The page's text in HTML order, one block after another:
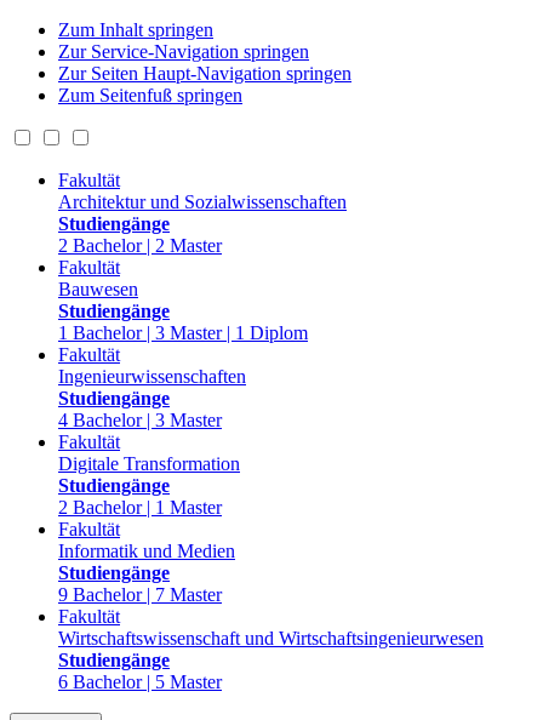
Zum Inhalt springen
Zur Service-Navigation springen
Zur Seiten Haupt-Navigation springen
Zum Seitenfuß springen
Fakultät
Architektur und Sozialwissenschaften
Studiengänge
2 Bachelor | 2 Master
Fakultät
Bauwesen
Studiengänge
1 Bachelor | 3 Master | 1 Diplom
Fakultät
Ingenieurwissenschaften
Studiengänge
4 Bachelor | 3 Master
Fakultät
Digitale Transformation
Studiengänge
2 Bachelor | 1 Master
Fakultät
Informatik und Medien
Studiengänge
9 Bachelor | 7 Master
Fakultät
Wirtschaftswissenschaft und Wirtschaftsingenieurwesen
Studiengänge
6 Bachelor | 5 Master